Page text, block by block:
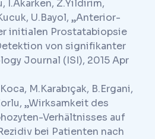
I.Akarken, Z.Yildirim,
U.Bayol, „Anterior-
initialen Prostatabiopsie
von signifikanter
Journal (ISI), 2015 Apr
M.Karabıçak, B.Ergani,
„Wirksamkeit des
Verhältnisses auf
bei Patienten nach